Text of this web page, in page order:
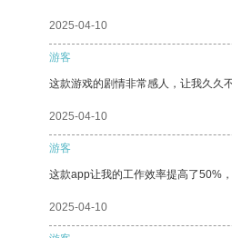
2025-04-10
游客
这款游戏的剧情非常感人，让我久久
2025-04-10
游客
这款app让我的工作效率提高了50%
2025-04-10